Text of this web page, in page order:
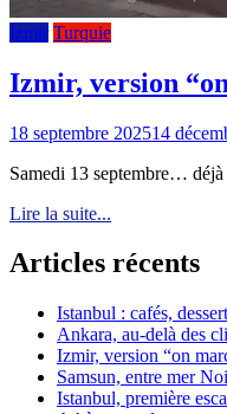
Izmir Turquie
Izmir, version
18 septembre 202514
Samedi 13 septembre… déjà
Lire la suite...
Articles récents
Istanbul : cafés,
Ankara, au-delà des
Izmir, version “on
Samsun, entre mer
Istanbul, première